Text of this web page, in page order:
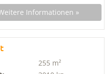
Informationen »
255 m²